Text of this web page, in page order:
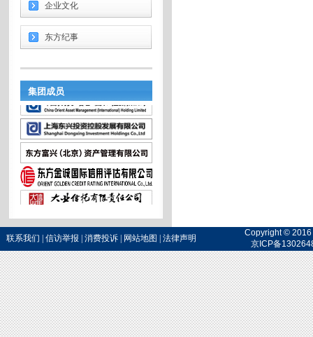
企业文化
东方纪事
集团成员
联系我们 信访举报 消费投诉 网站地图 法律声明
Copyright © 2016
京ICP备